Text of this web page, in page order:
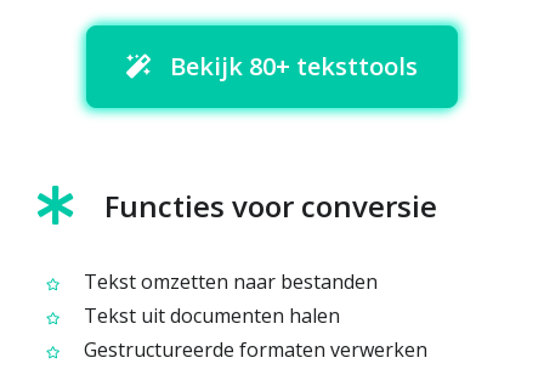
Bekijk 80+ teksttools
Functies voor conversie
Tekst omzetten naar bestanden
Tekst uit documenten halen
Gestructureerde formaten verwerken